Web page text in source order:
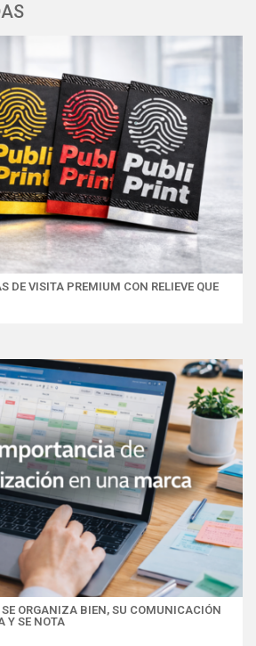
DE VISITA PREMIUM CON RELIEVE QUE
ORGANIZA BIEN, SU COMUNICACIÓN
Y SE NOTA